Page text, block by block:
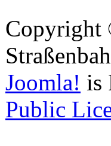
Copyright
Joomla! is
Public